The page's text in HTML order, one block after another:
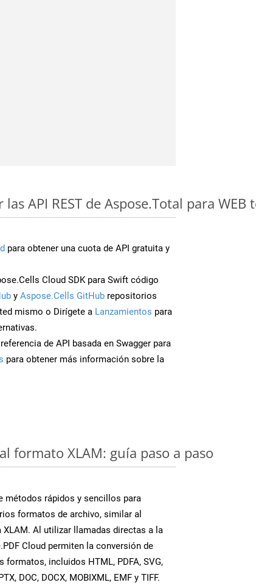
API REST de Aspose.Total para WEB
para obtener una cuota de API gratuita y
Cloud SDK para Swift código
y Aspose.Cells GitHub repositorios
mismo o Dirígete a Lanzamientos para
de API basada en Swagger para
para obtener más información sobre la
formato XLAM: guía paso a paso
métodos rápidos y sencillos para
formatos de archivo, similar al
Al utilizar llamadas directas a la
Cloud permiten la conversión de
formatos, incluidos HTML, PDFA, SVG,
DOC, DOCX, MOBIXML, EMF y TIFF.